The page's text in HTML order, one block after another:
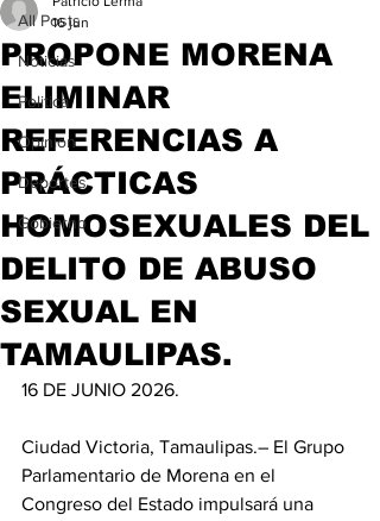
All Posts
Noticias
Politica
Opinion
Deportes
Gobierno
PROPONE MORENA
ELIMINAR
REFERENCIAS A
PRÁCTICAS
HOMOSEXUALES DEL
DELITO DE ABUSO
SEXUAL EN
TAMAULIPAS.
16 jun
16 DE JUNIO 2026.
Ciudad Victoria, Tamaulipas.– El Grupo
Parlamentario de Morena en el
Congreso del Estado impulsará una